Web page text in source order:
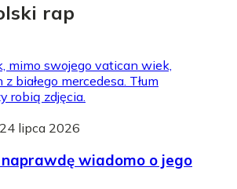
rap
24 lipca 2026
wiadomo o jego